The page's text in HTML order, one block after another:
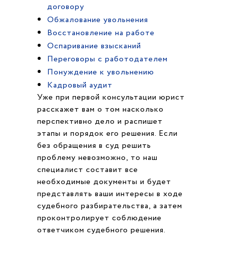
договору
Обжалование увольнения
Восстановление на работе
Оспаривание взысканий
Переговоры с работодателем
Понуждение к увольнению
Кадровый аудит
Уже при первой консультации юрист
расскажет вам о том насколько
перспективно дело и распишет
этапы и порядок его решения. Если
без обращения в суд решить
проблему невозможно, то наш
специалист составит все
необходимые документы и будет
представлять ваши интересы в ходе
судебного разбирательства, а затем
проконтролирует соблюдение
ответчиком судебного решения.